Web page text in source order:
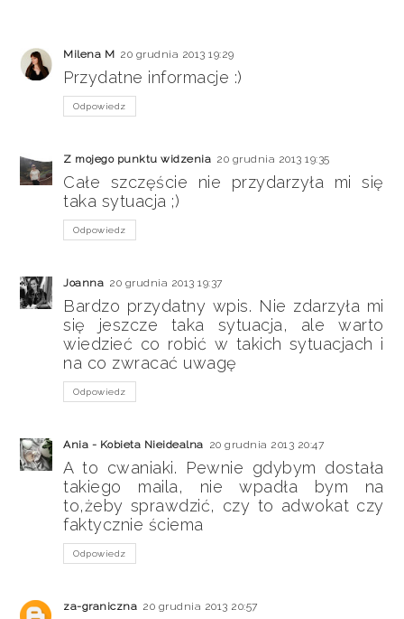
Milena M 20 grudnia 2013 19:29
Przydatne informacje :)
Odpowiedz
Z mojego punktu widzenia 20 grudnia 2013 19:35
Całe szczęście nie przydarzyła mi się
taka sytuacja ;)
Odpowiedz
Joanna 20 grudnia 2013 19:37
Bardzo przydatny wpis. Nie zdarzyła mi
się jeszcze taka sytuacja, ale warto
wiedzieć co robić w takich sytuacjach i
na co zwracać uwagę
Odpowiedz
Ania - Kobieta Nieidealna 20 grudnia 2013 20:47
A to cwaniaki. Pewnie gdybym dostała
takiego maila, nie wpadła bym na
to,żeby sprawdzić, czy to adwokat czy
faktycznie ściema
Odpowiedz
za-graniczna 20 grudnia 2013 20:57